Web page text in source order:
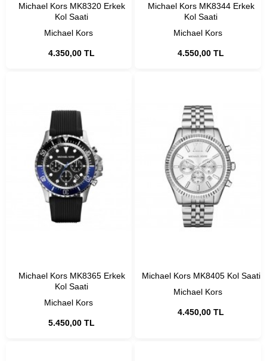
Michael Kors
Michael Kors MK8320 Erkek
Kol Saati
4.350,00 TL
Michael Kors
Michael Kors MK8344 Erkek
Kol Saati
4.550,00 TL
Michael Kors
Michael Kors MK8365 Erkek
Kol Saati
5.450,00 TL
Michael Kors
Michael Kors MK8405 Kol Saati
4.450,00 TL